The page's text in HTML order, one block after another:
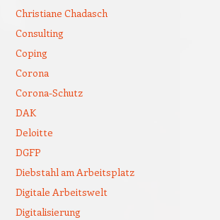
Christiane Chadasch
Consulting
Coping
Corona
Corona-Schutz
DAK
Deloitte
DGFP
Diebstahl am Arbeitsplatz
Digitale Arbeitswelt
Digitalisierung